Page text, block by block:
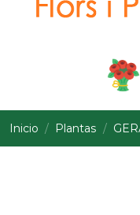
Inicio Plantas